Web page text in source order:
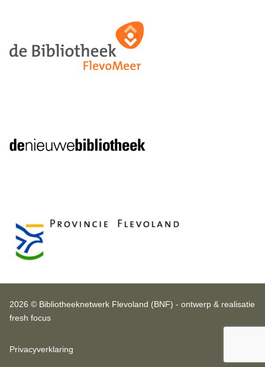
2026 © Bibliotheeknetwerk Flevoland (BNF) - ontwerp & realisatie
fresh focus
Privacyverklaring